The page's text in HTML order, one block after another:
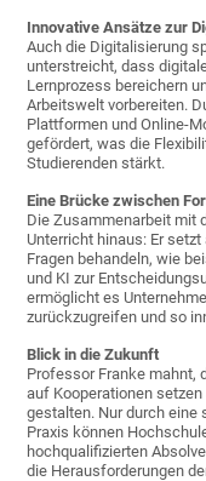
Innovative Ansätze zur
Auch die Digitalisierung
unterstreicht, dass
Lernprozess bereichern
Arbeitswelt vorbereiten.
Plattformen und Online-
gefördert, was die
Studierenden stärkt.
Eine Brücke zwischen
Die Zusammenarbeit mit
Unterricht hinaus: Er
Fragen behandeln, wie
und KI zur
ermöglicht es
zurückzugreifen und so
Blick in die Zukunft
Professor Franke mahnt,
auf Kooperationen
gestalten. Nur durch eine
Praxis können
hochqualifizierten
die Herausforderungen